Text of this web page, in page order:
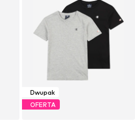
Dwupak
OFERTA